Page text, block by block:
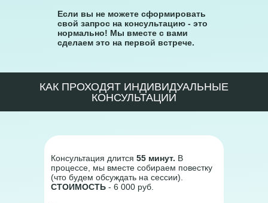
КАК ПРОХОДЯТ ИНДИВИДУАЛЬНЫЕ
КОНСУЛЬТАЦИИ
Если вы не можете сформировать
свой запрос на консультацию - это
нормально! Мы вместе с вами
сделаем это на первой встрече.
Консультация длится 55 минут. В
процессе, мы вместе собираем повестку
(что будем обсуждать на сессии).
СТОИМОСТЬ - 6 000 руб.